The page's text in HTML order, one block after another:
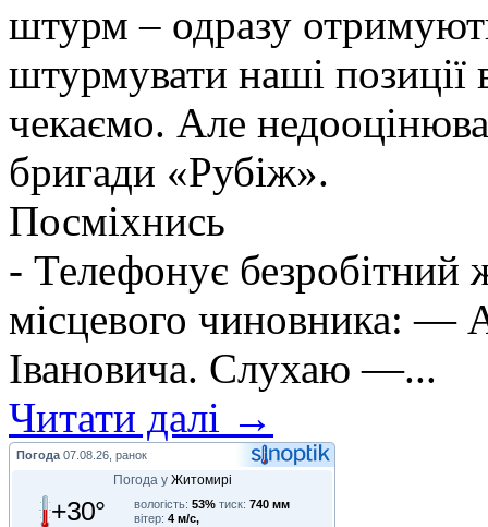
штурм – одразу
штурмувати наші позиції
чекаємо. Але
бригади «Рубіж».
Посміхнись
- Телефонує
місцевого чиновника: —
Івановича. Слухаю —...
Читати далі →
Погода 07.08.26, ранок
Погода у Житомирі
+30° вологість: 53% тиск: 740 мм
вітер: 4 м/с,